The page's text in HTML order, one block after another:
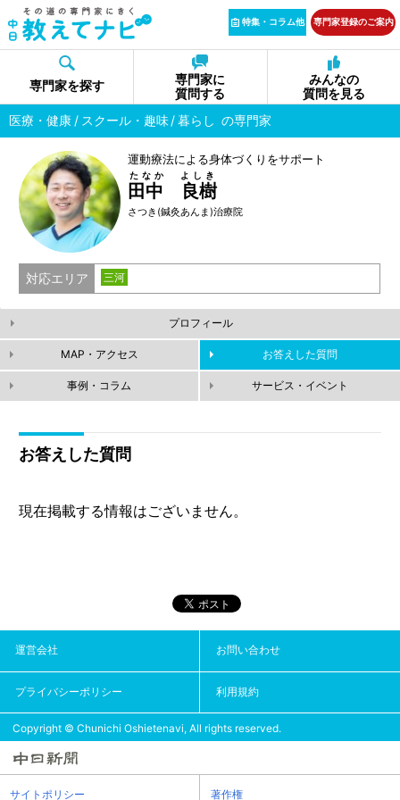
特集・コラム他 専門家登録のご案内
専門家を探す
専門家に
質問する
みんなの
質問を見る
医療・健康
スクール・趣味 暮らし の専門家
運動療法による身体づくりをサポート
田中 良樹
たなか よしき
さつき(鍼灸あんま)治療院
対応エリア 三河
プロフィール
MAP・アクセス お答えした質問
事例・コラム サービス・イベント
お答えした質問
現在掲載する情報はございません。
運営会社 お問い合わせ
プライバシーポリシー 利用規約
Copyright © Chunichi Oshietenavi, All rights reserved.
サイトポリシー 著作権